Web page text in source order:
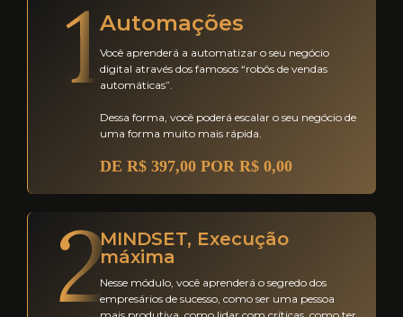
Automações
Você aprenderá a automatizar o seu negócio
digital através dos famosos “robôs de vendas
automáticas”.
Dessa forma, você poderá escalar o seu negócio de
uma forma muito mais rápida.
DE R$ 397,00 POR R$ 0,00
MINDSET, Execução
máxima
Nesse módulo, você aprenderá o segredo dos
empresários de sucesso, como ser uma pessoa